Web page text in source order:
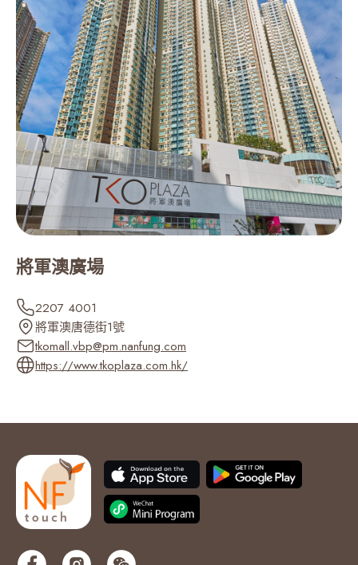
Turks and Caicos Islands (1649)
Tuvalu (688)
U.S. Virgin Islands (1340)
Uganda (256)
Ukraine (Україна) (380)
United States (1)
Uzbekistan (Oʻzbekiston) (998)
Vanuatu (678)
Vatican City (Città del Vaticano) (39)
Venezuela (58)
將軍澳廣場
2207 4001
將軍澳唐德街1號
tkomall.vbp@pm.nanfung.com
https://www.tkoplaza.com.hk/